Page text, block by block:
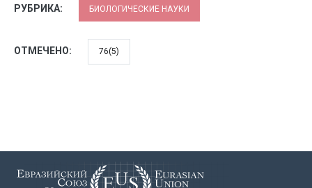
РУБРИКА: БИОЛОГИЧЕСКИЕ НАУКИ
ОТМЕЧЕНО: 76(5)